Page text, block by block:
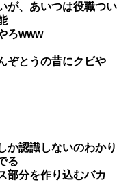
が、あいつは役職つい
ろwww
ぞとうの昔にクビや
か認識しないのわかり
る
部分を作り込むバカ